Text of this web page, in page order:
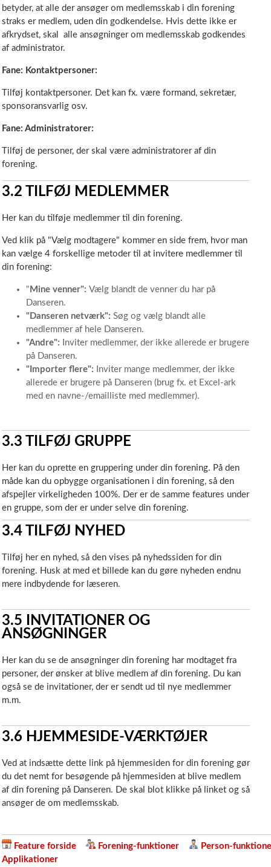
betyder, at alle der ansøger om medlemsskab i din forening
straks er medlem, uden din godkendelse. Hvis dette ikke er
afkrydset, skal alle ansøgninger om medlemsskab godkendes
af administrator.
Fane: Kontaktpersoner:
Tilføj kontaktpersoner. Det kan fx. være formand, sekretær,
sponsoransvarlig osv.
Fane: Administratorer:
Tilføj de personer, der skal være administratorer af din
forening.
3.2 TILFØJ MEDLEMMER
Her kan du tilføje medlemmer til din forening.
Ved klik på "Vælg modtagere" kommer en side frem, hvor man
kan vælge 4 forskellige metoder til at invitere medlemmer til
din forening:
" Mine venner": Vælg blandt de venner du har på
Danseren.
"Danseren netværk": Søg og vælg blandt alle
medlemmer af hele Danseren.
"Andre":
Inviter medlemmer, der ikke allerede er brugere
på Danseren.
"Importer flere":
Inviter mange medlemmer, der ikke
allerede er brugere på Danseren (brug fx. et Excel-ark
med en navne-/emailliste med medlemmer).
3.3 TILFØJ GRUPPE
Her kan du oprette en gruppering under din forening. På den
måde kan du opbygge organisationen i din forening, så den
afspejler virkeligheden 100%. Der er de samme features under
en gruppe, som der er under selve din forening.
3.4 TILFØJ NYHED
Tilføj her en nyhed, så den vises på nyhedssiden for din
forening. Husk at med et billede kan du gøre nyheden endnu
mere indbydende for læseren.
3.5
INVITATIONER OG
ANSØGNINGER
Her kan du se de ansøgninger din forening har modtaget fra
personer, der ønsker at blive medlem af din forening. Du kan
også se de invitationer, der er sendt ud til nye medlemmer
m.m.
3.6 HJEMMESIDE-VÆRKTØJER
Ved at indsætte dette link på hjemmesiden for din forening gør
du det nemt for besøgende på hjemmesiden at blive medlem
af din forening på Danseren. De skal blot klikke på linket og så
ansøger de om medlemsskab.
Feature forside Forening-funktioner
Person-
Applikationer